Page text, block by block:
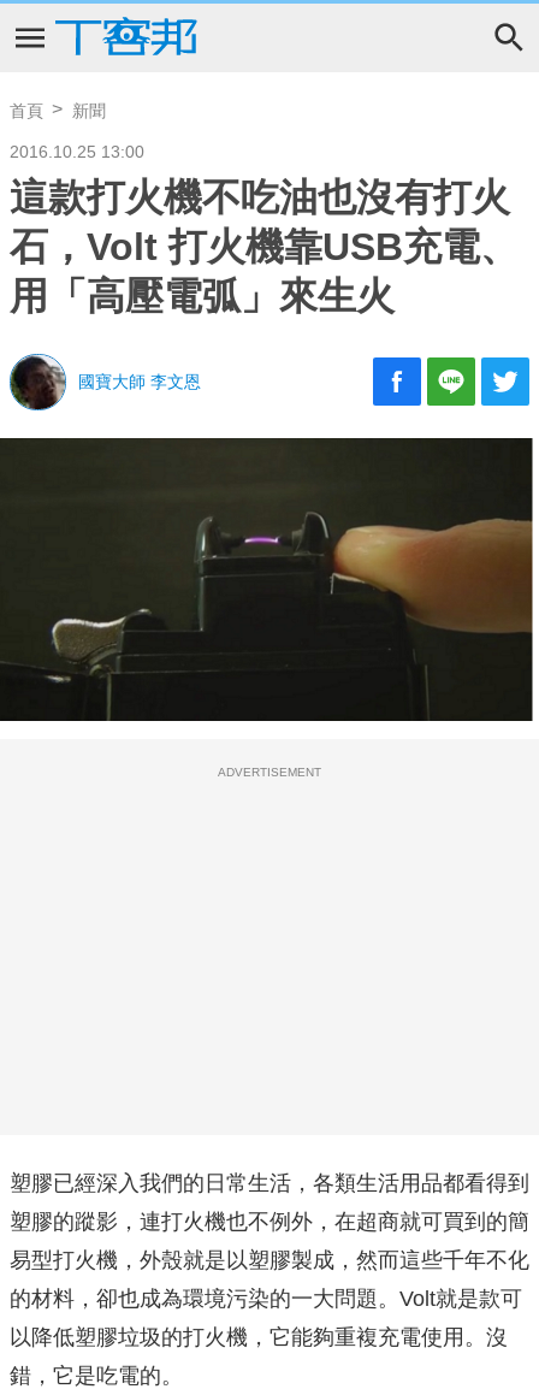
首頁 新聞
2016.10.25 13:00
這款打火機不吃油也沒有打火
石，Volt 打火機靠USB充電、
用「高壓電弧」來生火
國寶大師 李文恩
ADVERTISEMENT
塑膠已經深入我們的日常生活，各類生活用品都看得到
塑膠的蹤影，連打火機也不例外，在超商就可買到的簡
易型打火機，外殼就是以塑膠製成，然而這些千年不化
的材料，卻也成為環境污染的一大問題。Volt就是款可
以降低塑膠垃圾的打火機，它能夠重複充電使用。沒
錯，它是吃電的。